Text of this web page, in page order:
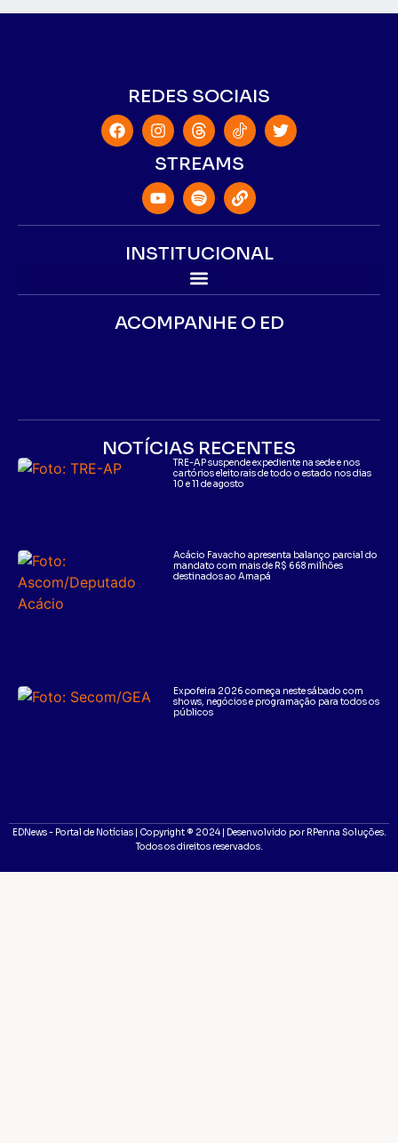
REDES SOCIAIS
STREAMS
INSTITUCIONAL
ACOMPANHE O ED
NOTÍCIAS RECENTES
TRE-AP suspende expediente na sede e nos
cartórios eleitorais de todo o estado nos dias
10 e 11 de agosto
Acácio Favacho apresenta balanço parcial do
mandato com mais de R$ 668 milhões
destinados ao Amapá
Expofeira 2026 começa neste sábado com
shows, negócios e programação para todos os
públicos
EDNews - Portal de Notícias | Copyright ® 2024 | Desenvolvido por RPenna Soluções.
Todos os direitos reservados.